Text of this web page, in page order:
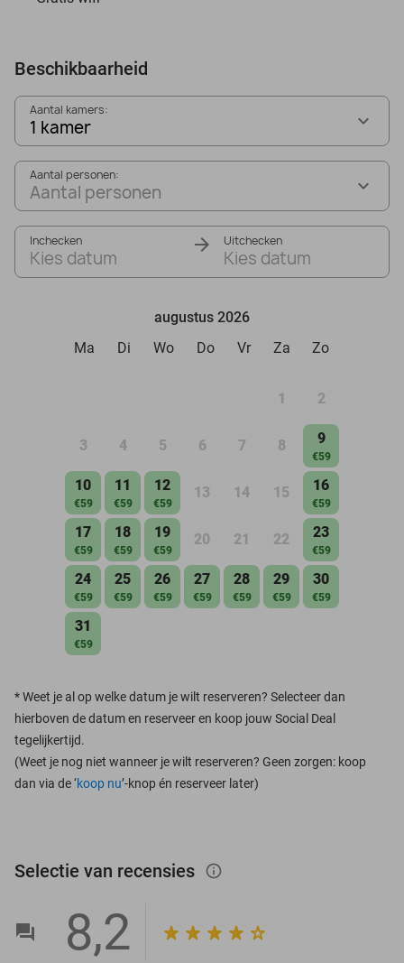
Beschikbaarheid
Aantal kamers:
1 kamer
Aantal personen:
Aantal personen
Inchecken
Kies datum
Uitchecken
Kies datum
augustus 2026
Ma
Di Wo Do Vr Za Zo
1 2
3 4 5 6 7 8 9
€59
10
€59
11
€59
12
€59
13 14 15 16
€59
17
€59
18
€59
19
€59
20 21 22 23
€59
24
€59
25
€59
26
€59
27
€59
28
€59
29
€59
30
€59
31
€59
*Weet je al op welke datum je wilt reserveren? Selecteer dan
hierboven de datum en reserveer en koop jouw Social Deal
tegelijkertijd.
(Weet je nog niet wanneer je wilt reserveren? Geen zorgen: koop
dan via de ‘koop nu’-knop én reserveer later)
Selectie van recensies info_outlined
8,2